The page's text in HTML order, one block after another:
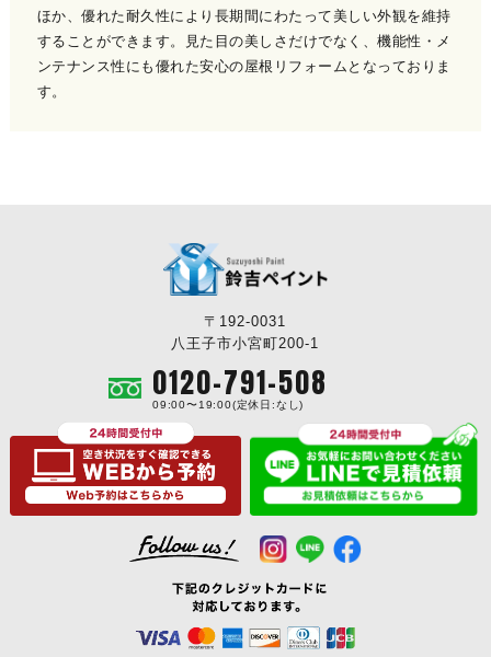
ほか、優れた耐久性により長期間にわたって美しい外観を維持
することができます。見た目の美しさだけでなく、機能性・メ
ンテナンス性にも優れた安心の屋根リフォームとなっておりま
す。
〒192-0031
八王子市小宮町200-1
0120-791-508
09:00〜19:00(定休日:なし)